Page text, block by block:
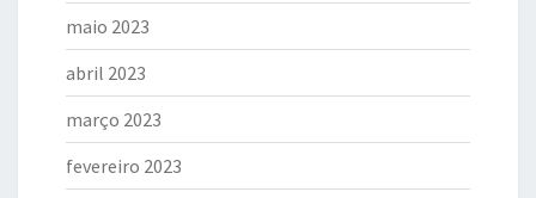
maio 2023
abril 2023
março 2023
fevereiro 2023